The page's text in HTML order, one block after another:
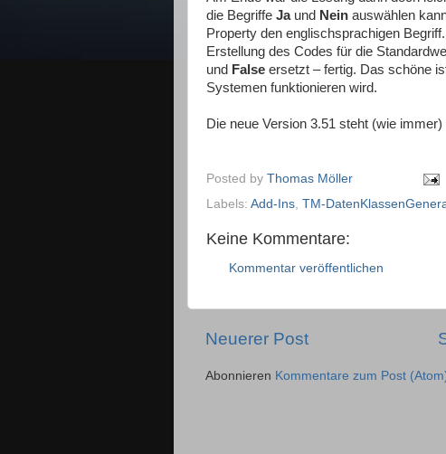
die Begriffe Jaund Nein auswählen
Property den englischsprachigen
Erstellung des Codes für die
und False ersetzt – fertig. Das schöne
Systemen funktionieren wird.
Die neue Version 3.51 steht (wie immer)
Posted by Thomas Möller
Labels: Add-Ins TM-
Keine Kommentare:
Kommentar veröffentlichen
Neuerer Post
Abonnieren Kommentare zum Post